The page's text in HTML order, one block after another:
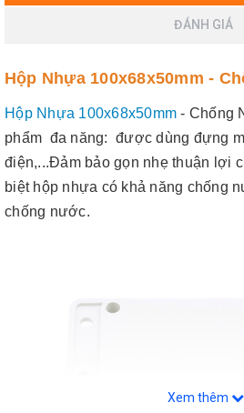
ĐÁNH GIÁ
Hộp Nhựa 100x68x50mm -
Hộp Nhựa 100x68x50mm - Chống
phẩm đa năng: được dùng đựng
điện,...Đảm bảo gọn nhẹ thuận lợi
biệt hộp nhựa có khả năng chống
chống nước.
Xem thêm